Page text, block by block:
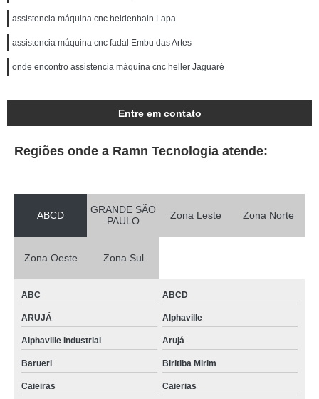
assistencia máquina cnc heidenhain Lapa
assistencia máquina cnc fadal Embu das Artes
onde encontro assistencia máquina cnc heller Jaguaré
Entre em contato
Regiões onde a Ramn Tecnologia atende:
ABCD
GRANDE SÃO
PAULO
Zona Leste Zona Norte
Zona Oeste Zona Sul
ABC ABCD
ARUJÁ Alphaville
Alphaville Industrial Arujá
Barueri Biritiba Mirim
Caieiras Caierias